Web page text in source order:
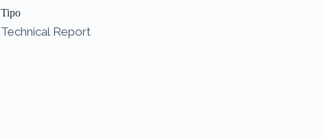
Tipo
Technical Report